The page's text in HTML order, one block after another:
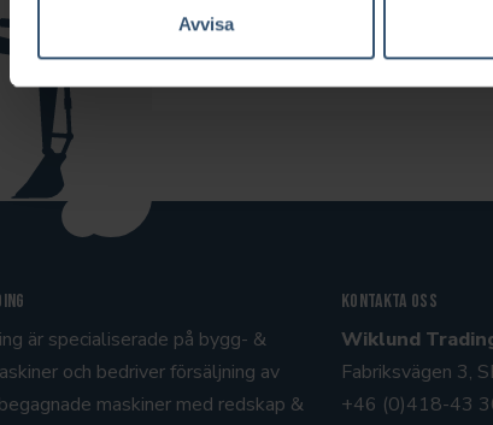
Avvisa
är specialiserade på bygg- &
och bedriver försäljning av
maskiner med redskap &
Kontakta oss
Wiklund
Fabriksvägen 3,
+46 (0)418-43